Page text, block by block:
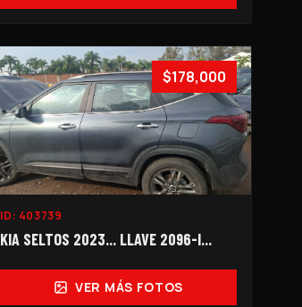
$178,000
ID: 403739
KIA SELTOS 2023... LLAVE 2096-I...
VER MÁS FOTOS